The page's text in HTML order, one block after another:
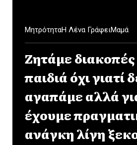
ΜητρότηταΗ Λένα ΓράφειΜαμά
Ζητάμε διακοπές
παιδιά όχι γιατί
αγαπάμε αλλά
έχουμε
ανάγκη λίγη